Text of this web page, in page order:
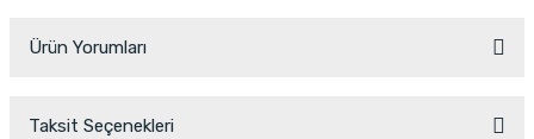
Ürün Yorumları
Taksit Seçenekleri